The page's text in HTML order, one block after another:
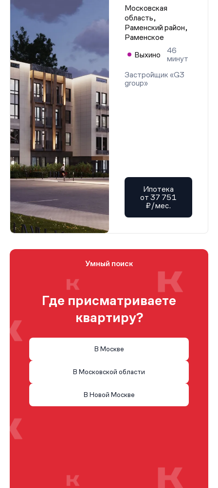
Московская
область,
Раменский район,
Раменское
Выхино
46
минут
Застройщик «G3
group»
Ипотека
от 37 751
₽/мес.
Умный поиск
Где присматриваете
квартиру?
В Москве
В Московской области
В Новой Москве